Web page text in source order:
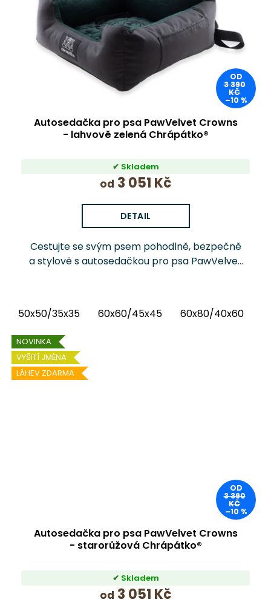
OD
3 390
KČ
–10 %
Autosedačka pro psa PawVelvet Crowns
- lahvově zelená Chrápátko®
Skladem
od 3 051 Kč
DETAIL
Cestujte se svým psem pohodlně, bezpečně
a stylově s autosedačkou pro psa PawVelvet
látku...
50x50/35x35 60x60/45x45 60x80/40x60
NOVINKA
VYŠITÍ JMÉNA
LÁHEV ZDARMA
OD
3 390
KČ
–10 %
Autosedačka pro psa PawVelvet Crowns
- starorůžová Chrápátko®
Skladem
od 3 051 Kč